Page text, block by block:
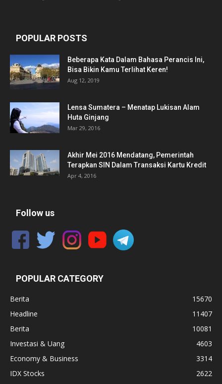
POPULAR POSTS
Beberapa Kata Dalam Bahasa Perancis Ini,
Bisa Bikin Kamu Terlihat Keren!
Aug 12, 2019
Lensa Sumatera – Menatap Lukisan Alam
Huta Ginjang
Mar 29, 2016
Akhir Mei 2016 Mendatang, Pemerintah
Terapkan SIN Dalam Transaksi Kartu Kredit
Apr 4, 2016
Follow us
POPULAR CATEGORY
Berita
15670
Headline
11407
Berita
10081
Investasi & Uang
4603
Economy & Business
3314
IDX Stocks
2622